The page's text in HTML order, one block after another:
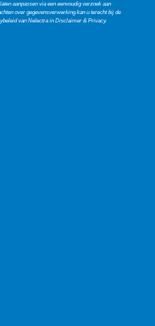
aanpassen via een eenvoudig verzoek aan
over gegevensverwerking kan u terecht bij de
van Nelectra in Disclaimer & Privacy.